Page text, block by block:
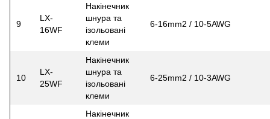
9
LX-
16WF
Накінечник
шнура та
ізольовані
клеми
6-16mm2 / 10-5AWG
10
LX-
25WF
Накінечник
шнура та
ізольовані
клеми
6-25mm2 / 10-3AWG
Накінечник